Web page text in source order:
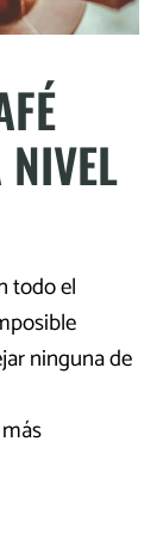
todo el
ninguna de